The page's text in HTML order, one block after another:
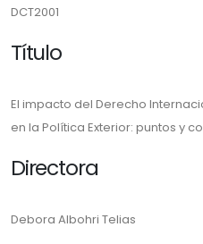
DCT2001
Título
El impacto del Derecho
en la Política Exterior: puntos y
Directora
Debora Albohri Telias